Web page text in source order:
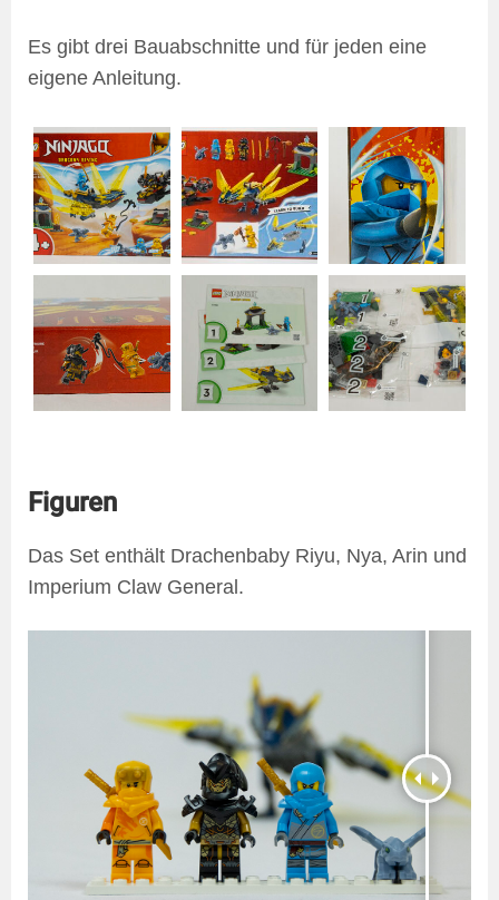
Es gibt drei Bauabschnitte und für jeden eine
eigene Anleitung.
Figuren
Das Set enthält Drachenbaby Riyu, Nya, Arin und
Imperium Claw General.